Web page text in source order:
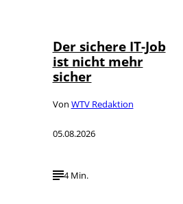
Der sichere IT-Job
ist nicht mehr
sicher
Von WTV Redaktion
05.08.2026
4 Min.